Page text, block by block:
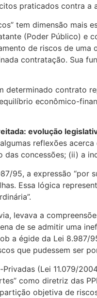
praticados contra
tem dimensão
(Poder Público) e
de riscos de
contratação. Sua
determinado contrato
econômico-
evolução
reflexões
concessões; (ii) a
95, a expressão “por
Essa lógica
levava a
de se admitir uma
a égide da Lei
que pudessem ser
(Lei 11.079/
como diretriz das
objetiva de